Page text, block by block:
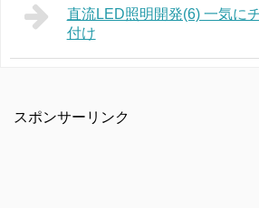
直流LED照明開発(6) 一気に
付け
スポンサーリンク